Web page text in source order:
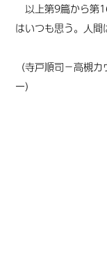
以上第9篇から第
はいつも思う。人間
（寺戸順司－高槻
ー）